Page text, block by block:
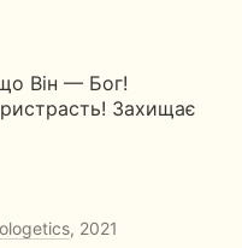
що Він — Бог!
Захищає
, 2021